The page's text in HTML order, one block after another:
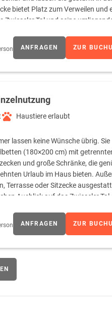
bietet Platz zum Verweilen und
Zwieseler Tal und seine
und flauschige Bademäntel.
ANFRAGEN ZUR
Haustiere erlaubt
lassen keine Wünsche übrig. Sie
(180×200 cm) mit
und große Schränke, die
Urlaub im Haus bieten.
Terrasse oder Sitzecke
Ausblick auf das Zwieseler Tal
und Rasierspiegel.
ab.
ANFRAGEN ZUR